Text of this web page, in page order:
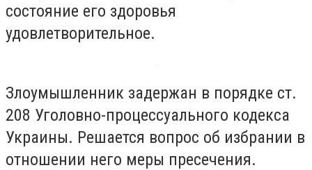
состояние его здоровья
удовлетворительное.
Злоумышленник задержан в порядке ст.
208 Уголовно-процессуального кодекса
Украины. Решается вопрос об избрании в
отношении него меры пресечения.